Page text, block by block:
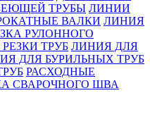
ТРУБЫ ЛИНИИ
ВАЛКИ ЛИНИЯ
РУЛОННОГО
ТРУБ ЛИНИЯ ДЛЯ
ДЛЯ БУРИЛЬНЫХ ТРУБ
РАСХОДНЫЕ
СВАРОЧНОГО ШВА